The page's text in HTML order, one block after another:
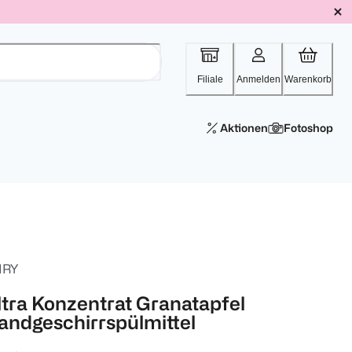
Filiale Anmelden Warenkorb
Aktionen Fotoshop
Konzentrat Granatapfel